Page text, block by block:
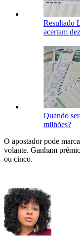
Resultado
acertam
Quando
milhões?
O apostador pode
volante. Ganham
ou cinco.